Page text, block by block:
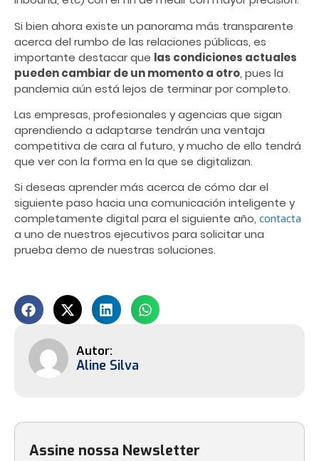
Assine nossa Newsletter
Si bien ahora existe un panorama más transparente
acerca del rumbo de las relaciones públicas, es
importante destacar que las condiciones actuales
pueden cambiar de un momento a otro, pues la
pandemia aún está lejos de terminar por completo.
Las empresas, profesionales y agencias que sigan
aprendiendo a adaptarse tendrán una ventaja
competitiva de cara al futuro, y mucho de ello tendrá
que ver con la forma en la que se digitalizan.
Si deseas aprender más acerca de cómo dar el
siguiente paso hacia una comunicación inteligente y
completamente digital para el siguiente año, contacta
a uno de nuestros ejecutivos para solicitar una
prueba demo de nuestras soluciones.
Aline Silva